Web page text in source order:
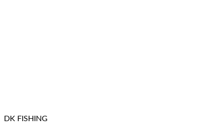
DK FISHING